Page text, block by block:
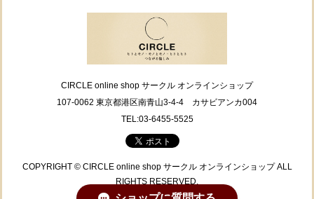
CIRCLE online shop サークル オンラインショップ
107-0062 東京都港区南青山3-4-4 カサビアンカ004
TEL:03-6455-5525
COPYRIGHT © CIRCLE online shop サークル オンラインショップ ALL
RIGHTS RESERVED.